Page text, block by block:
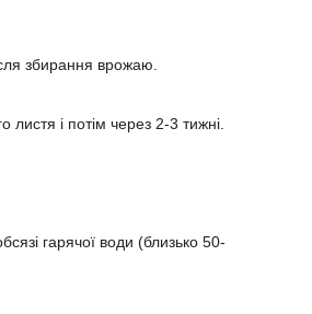
збирання врожаю.
і потім через 2-3 тижні.
гарячої води (близько 50-